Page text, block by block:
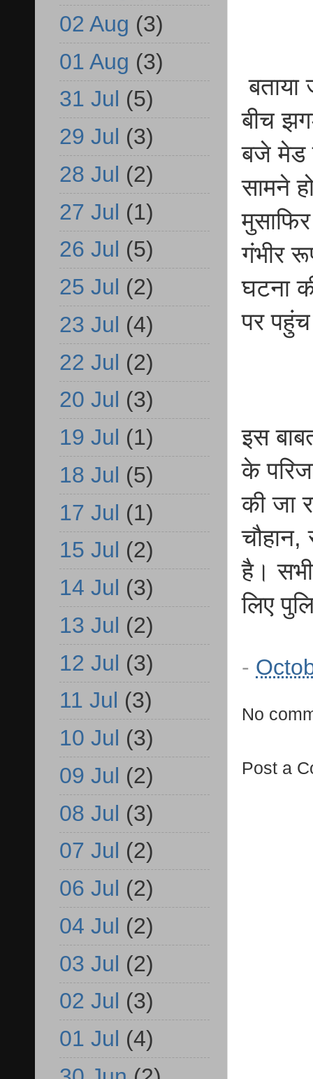
बीच
बजे मेड
सामने
गंभीर
घटना
पर
इस
के
की जा
चौहान,
है।
लिए
-
No
Post a
02 Aug (3)
01 Aug (3)
31 Jul (5)
29 Jul (3)
28 Jul (2)
27 Jul (1)
26 Jul (5)
25 Jul (2)
23 Jul (4)
22 Jul (2)
20 Jul (3)
19 Jul (1)
18 Jul (5)
17 Jul (1)
15 Jul (2)
14 Jul (3)
13 Jul (2)
12 Jul (3)
11 Jul (3)
10 Jul (3)
09 Jul (2)
08 Jul (3)
07 Jul (2)
06 Jul (2)
04 Jul (2)
03 Jul (2)
02 Jul (3)
01 Jul (4)